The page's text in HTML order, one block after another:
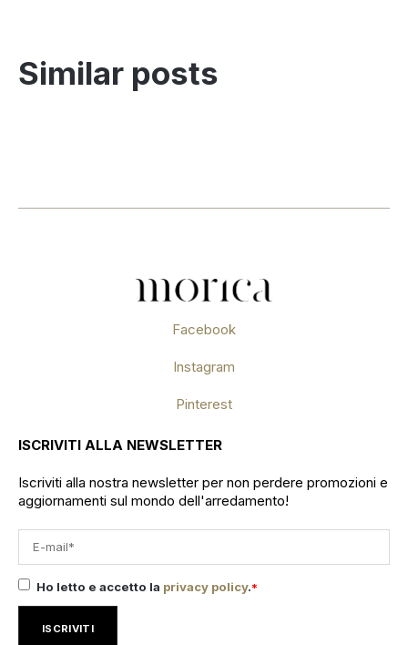
Similar posts
Facebook
Instagram
Pinterest
ISCRIVITI ALLA NEWSLETTER
Iscriviti alla nostra newsletter per non perdere promozioni e
aggiornamenti sul mondo dell'arredamento!
Ho letto e accetto la privacy policy.*